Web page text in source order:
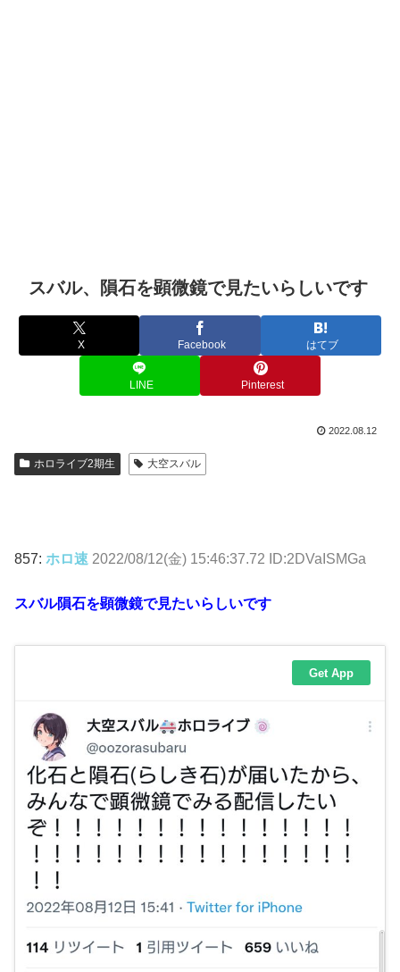
スバル、隕石を顕微鏡で見たいらしいです
X Facebook はてブ
LINE Pinterest
2022.08.12
ホロライブ2期生 大空スバル
857: ホロ速 2022/08/12(金) 15:46:37.72 ID:2DVaISMGa
スバル隕石を顕微鏡で見たいらしいです